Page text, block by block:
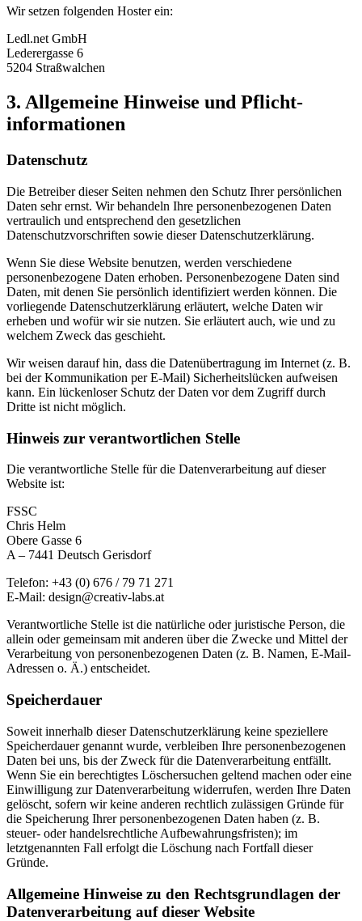
Wir setzen folgenden Hoster ein:
Ledl.net GmbH
Lederergasse 6
5204 Straßwalchen
3. Allgemeine Hinweise und Pflicht­
informationen
Datenschutz
Die Betreiber dieser Seiten nehmen den Schutz Ihrer persönlichen
Daten sehr ernst. Wir behandeln Ihre personenbezogenen Daten
vertraulich und entsprechend den gesetzlichen
Datenschutzvorschriften sowie dieser Datenschutzerklärung.
Wenn Sie diese Website benutzen, werden verschiedene
personenbezogene Daten erhoben. Personenbezogene Daten sind
Daten, mit denen Sie persönlich identifiziert werden können. Die
vorliegende Datenschutzerklärung erläutert, welche Daten wir
erheben und wofür wir sie nutzen. Sie erläutert auch, wie und zu
welchem Zweck das geschieht.
Wir weisen darauf hin, dass die Datenübertragung im Internet (z. B.
bei der Kommunikation per E-Mail) Sicherheitslücken aufweisen
kann. Ein lückenloser Schutz der Daten vor dem Zugriff durch
Dritte ist nicht möglich.
Hinweis zur verantwortlichen Stelle
Die verantwortliche Stelle für die Datenverarbeitung auf dieser
Website ist:
FSSC
Chris Helm
Obere Gasse 6
A – 7441 Deutsch Gerisdorf
Telefon: +43 (0) 676 / 79 71 271
E-Mail: design@creativ-labs.at
Verantwortliche Stelle ist die natürliche oder juristische Person, die
allein oder gemeinsam mit anderen über die Zwecke und Mittel der
Verarbeitung von personenbezogenen Daten (z. B. Namen, E-Mail-
Adressen o. Ä.) entscheidet.
Speicherdauer
Soweit innerhalb dieser Datenschutzerklärung keine speziellere
Speicherdauer genannt wurde, verbleiben Ihre personenbezogenen
Daten bei uns, bis der Zweck für die Datenverarbeitung entfällt.
Wenn Sie ein berechtigtes Löschersuchen geltend machen oder eine
Einwilligung zur Datenverarbeitung widerrufen, werden Ihre Daten
gelöscht, sofern wir keine anderen rechtlich zulässigen Gründe für
die Speicherung Ihrer personenbezogenen Daten haben (z. B.
steuer- oder handelsrechtliche Aufbewahrungsfristen); im
letztgenannten Fall erfolgt die Löschung nach Fortfall dieser
Gründe.
Allgemeine Hinweise zu den Rechtsgrundlagen der
Datenverarbeitung auf dieser Website